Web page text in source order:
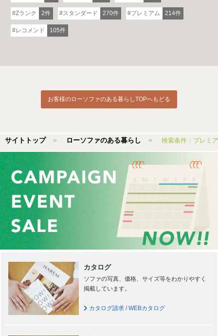
Zランク 2件 スタンダード 270件 プレミアム 214件
レコメンド 105件
お客様のローソファのある暮らしTOPへもどる
サイトトップ ローソファのある暮らし 検索条件：プレミ
カタログ
ソファの写真、価格、サイズ等をわかりやすく
掲載しています。
カタログ請求 / WEBカタログ